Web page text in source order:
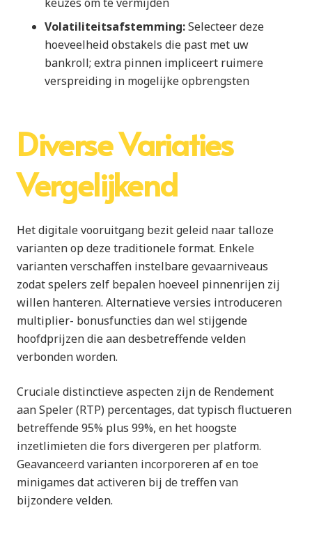
Volatiliteitsafstemming:Selecteer deze
hoeveelheid obstakels die past met uw
bankroll; extra pinnen impliceert ruimere
verspreiding in mogelijke opbrengsten
Diverse Variaties
Vergelijkend
Het digitale vooruitgang bezit geleid naar talloze
varianten op deze traditionele format. Enkele
varianten verschaffen instelbare gevaarniveaus
zodat spelers zelf bepalen hoeveel pinnenrijen zij
willen hanteren. Alternatieve versies introduceren
multiplier- bonusfuncties dan wel stijgende
hoofdprijzen die aan desbetreffende velden
verbonden worden.
Cruciale distinctieve aspecten zijn de Rendement
aan Speler (RTP) percentages, dat typisch fluctueren
betreffende 95% plus 99%, en het hoogste
inzetlimieten die fors divergeren per platform.
Geavanceerd varianten incorporeren af en toe
minigames dat activeren bij de treffen van
bijzondere velden.